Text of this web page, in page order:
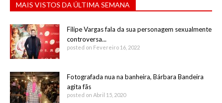
MAIS VISTOS DA ÚLTIMA SEMANA
Filipe Vargas fala da sua personagem sexualmente
controversa...
posted on Fevereiro 16, 2022
Fotografada nua na banheira, Bárbara Bandeira
agita fãs
posted on Abril 15, 2020